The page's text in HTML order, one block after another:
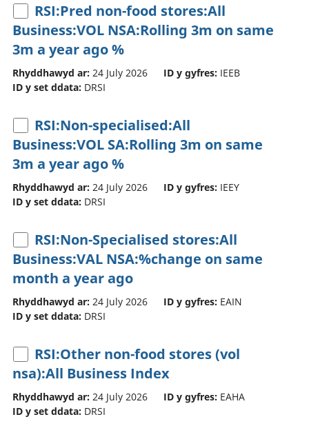
RSI:Pred non-food stores:All
Business:VOL NSA:Rolling 3m on same
3m a year ago %
Rhyddhawyd ar: 24 July 2026 ID y gyfres: IEEB
ID y set ddata: DRSI
RSI:Non-specialised:All
Business:VOL SA:Rolling 3m on same
3m a year ago %
Rhyddhawyd ar: 24 July 2026 ID y gyfres: IEEY
ID y set ddata: DRSI
RSI:Non-Specialised stores:All
Business:VAL NSA:%change on same
month a year ago
Rhyddhawyd ar: 24 July 2026 ID y gyfres: EAIN
ID y set ddata: DRSI
RSI:Other non-food stores (vol
nsa):All Business Index
Rhyddhawyd ar: 24 July 2026 ID y gyfres: EAHA
ID y set ddata: DRSI